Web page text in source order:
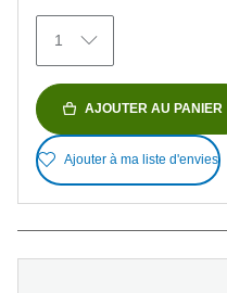
avis
1
AJOUTER AU PANIER
Ajouter à ma liste d'envies